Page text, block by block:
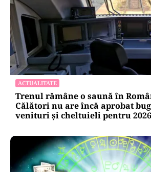
ACTUALITATE
Trenul rămâne o saună în
Călători nu are încă aprobat
venituri și cheltuieli pentru 2026